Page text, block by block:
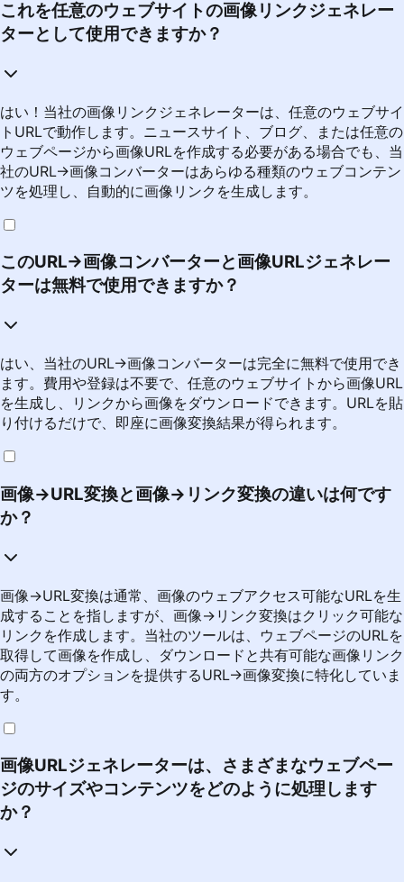
これを任意のウェブサイトの画像リンクジェネレー
ターとして使用できますか？
はい！当社の画像リンクジェネレーターは、任意のウェブサイ
トURLで動作します。ニュースサイト、ブログ、または任意の
ウェブページから画像URLを作成する必要がある場合でも、当
社のURL→画像コンバーターはあらゆる種類のウェブコンテン
ツを処理し、自動的に画像リンクを生成します。
このURL→画像コンバーターと画像URLジェネレー
ターは無料で使用できますか？
はい、当社のURL→画像コンバーターは完全に無料で使用でき
ます。費用や登録は不要で、任意のウェブサイトから画像URL
を生成し、リンクから画像をダウンロードできます。URLを貼
り付けるだけで、即座に画像変換結果が得られます。
画像→URL変換と画像→リンク変換の違いは何です
か？
画像→URL変換は通常、画像のウェブアクセス可能なURLを生
成することを指しますが、画像→リンク変換はクリック可能な
リンクを作成します。当社のツールは、ウェブページのURLを
取得して画像を作成し、ダウンロードと共有可能な画像リンク
の両方のオプションを提供するURL→画像変換に特化していま
す。
画像URLジェネレーターは、さまざまなウェブペー
ジのサイズやコンテンツをどのように処理します
か？